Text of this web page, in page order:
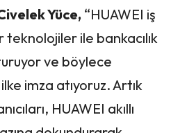
Yüce, “HUAWEI iş
ile bankacılık
ve böylece
imza atıyoruz. Artık
HUAWEI akıllı